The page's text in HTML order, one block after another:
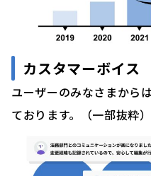
カスタマーボイス
ユーザーのみなさまから
ております。（一部抜粋）